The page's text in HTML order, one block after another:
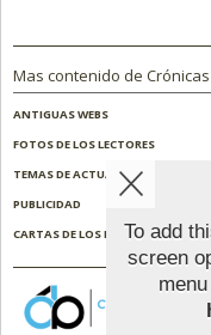
Mas contenido de
ANTIGUAS WEBS
FOTOS DE LOS LECTORES
TEMAS DE ACTUALIDAD
PUBLICIDAD
CARTAS DE LOS LECTORES
To add
screen
Aviso